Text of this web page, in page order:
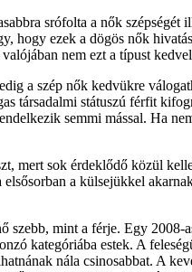
srófolta a nők
hogy ezek a dögös nők
nem ezt a típust
a szép nők kedvükre
társadalmi státuszú férfit
semmi mással. Ha
mert sok érdeklődő közül
a külsejükkel
szebb, mint a férje. Egy
kategóriába estek. A
nála csinosabbat. A